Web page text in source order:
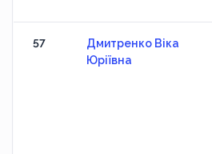
57
Дмитренко Віка
Юріївна